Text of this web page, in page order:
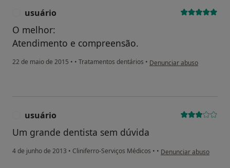
usuário
O melhor:
Atendimento e compreensão.
22 de maio de 2015 • • Tratamentos dentários • na opinião do utilizador
Denunciar abuso
usuário
Um grande dentista sem dúvida
4 de junho de 2013 • Cliniferro-Serviços Médicos • • na opinião do utilizador
Denunciar abuso